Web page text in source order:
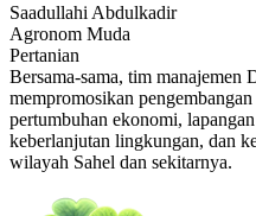
Saadullahi Abdulkadir
Agronom Muda
Pertanian
Bersama-sama, tim
mempromosikan
pertumbuhan ekonomi,
keberlanjutan lingkungan, dan
wilayah Sahel dan sekitarnya.